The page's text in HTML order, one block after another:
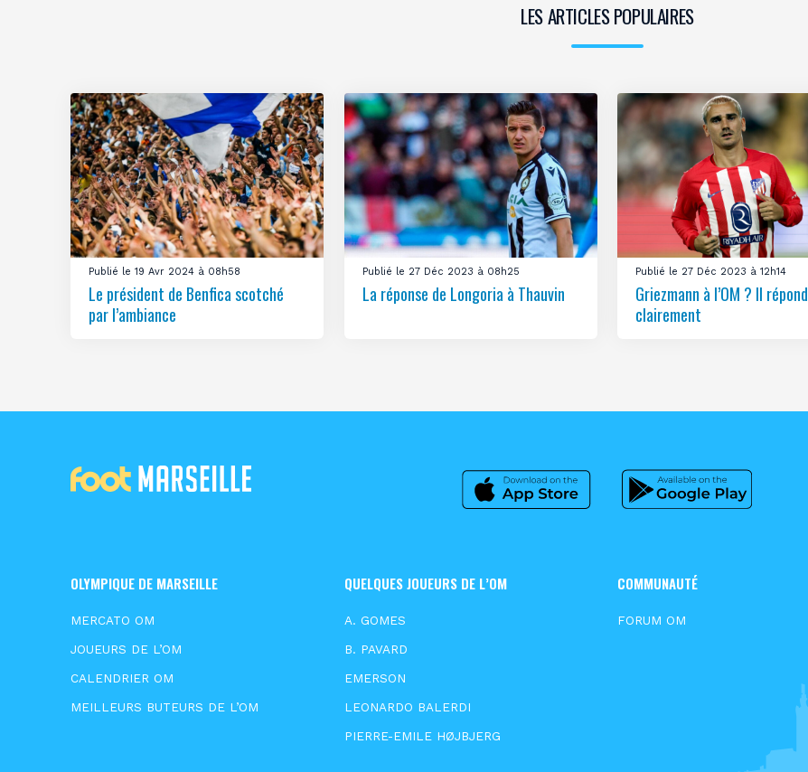
LES ARTICLES POPULAIRES
Publié le 19 Avr 2024 à 08h58
Le président de Benfica scotché
par l’ambiance
Publié le 27 Déc 2023 à 08h25
La réponse de Longoria à Thauvin
Publié le 27 Déc 2023 à 12h14
Griezmann à l’OM ? Il répond
clairement
OLYMPIQUE DE MARSEILLE
MERCATO OM
JOUEURS DE L’OM
CALENDRIER OM
MEILLEURS BUTEURS DE L’OM
QUELQUES JOUEURS DE L’OM
A. GOMES
B. PAVARD
EMERSON
LEONARDO BALERDI
PIERRE-EMILE HØJBJERG
COMMUNAUTÉ
FORUM OM